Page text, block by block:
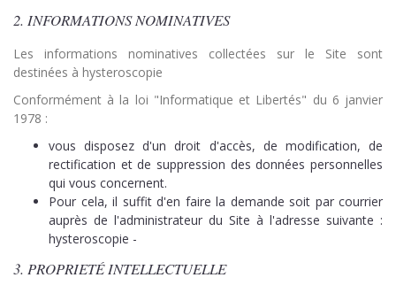
2. INFORMATIONS NOMINATIVES
Les informations nominatives collectées sur le Site sont
destinées à hysteroscopie
Conformément à la loi "Informatique et Libertés" du 6 janvier
1978 :
vous disposez d'un droit d'accès, de modification, de
rectification et de suppression des données personnelles
qui vous concernent.
Pour cela, il suffit d'en faire la demande soit par courrier
auprès de l'administrateur du Site à l'adresse suivante :
hysteroscopie -
3. PROPRIETÉ INTELLECTUELLE